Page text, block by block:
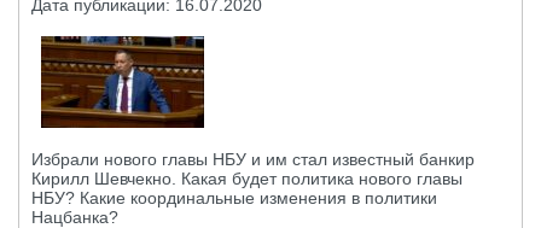
Дата публикации: 16.07.2020
Избрали нового главы НБУ и им стал известный банкир
Кирилл Шевчекно. Какая будет политика нового главы
НБУ? Какие координальные изменения в политики
Нацбанка?